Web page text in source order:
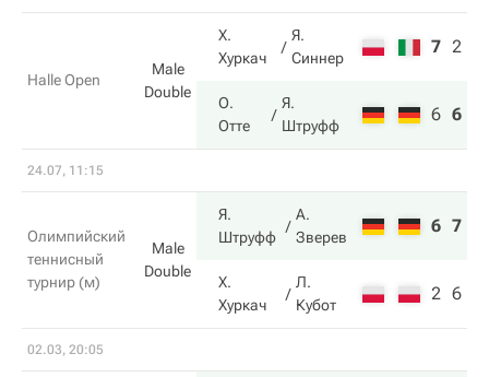
Halle Open
Male
Double
Х.
Хуркач
Я.
Синнер
7 2
О.
Отте
Я.
Штруфф
6 6
24.07, 11:15
Олимпийский
теннисный
турнир (м)
Male
Double
Я.
Штруфф
А.
Зверев
6 7
Х.
Хуркач
Л.
Кубот
2 6
02.03, 20:05